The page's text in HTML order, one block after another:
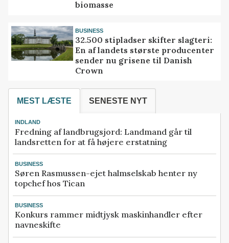
biomasse
BUSINESS
32.500 stipladser skifter slagteri:
En af landets største producenter
sender nu grisene til Danish
Crown
MEST LÆSTE SENESTE NYT
INDLAND
Fredning af landbrugsjord: Landmand går til
landsretten for at få højere erstatning
BUSINESS
Søren Rasmussen-ejet halmselskab henter ny
topchef hos Tican
BUSINESS
Konkurs rammer midtjysk maskinhandler efter
navneskifte